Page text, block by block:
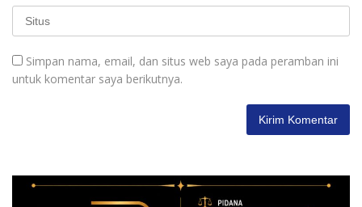
Simpan nama, email, dan situs web saya pada peramban ini
untuk komentar saya berikutnya.